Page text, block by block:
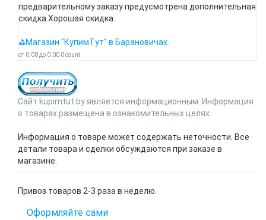
предварительному заказу предусмотрена дополнительная
скидка.Хорошая скидка.
⛳Магазин "КупимТут" в Барановичах.
от 0.00до 0.00 0count
Сайт kupimtut.by является информационным. Информация
о товарах размещена в ознакомительных целях.
Информация о товаре может содержать неточности. Все
детали товара и сделки обсуждаются при заказе в
магазине.
Привоз товаров 2-3 раза в неделю.
Оформляйте сами